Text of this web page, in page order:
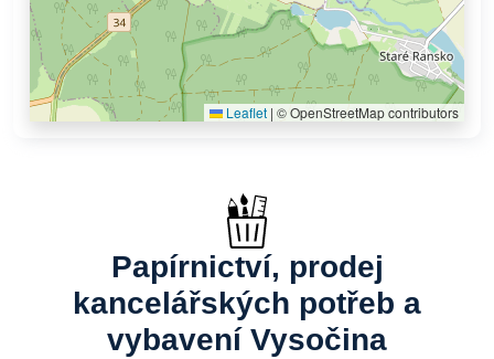
Leaflet | © OpenStreetMap contributors
Papírnictví, prodej
kancelářských potřeb a
vybavení Vysočina